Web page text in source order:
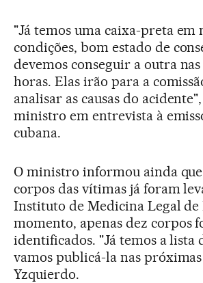
"Já temos uma caixa-preta em
condições, bom estado de
devemos conseguir a outra
horas. Elas irão para a
analisar as causas do
ministro em entrevista à
cubana.
O ministro informou ainda
corpos das vítimas já foram
Instituto de Medicina Legal de
momento, apenas dez corpos
identificados. "Já temos a lista
vamos publicá-la nas
Yzquierdo.